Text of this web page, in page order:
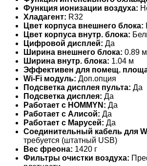
Функция ионизации воздуха:
Хладагент: R32
Цвет корпуса внешнего блока:
Цвет корпуса внутр. блока:
Цифровой дисплей: Да
Ширина внешнего блока: 0.89 м
Ширина внутр. блока: 1.04 м
Эффективен для помещ.
Wi-Fi модуль: Доп.опция
Подсветка дисплея пульта: Да
Подсветка дисплея: Да
Работает с HOMMYN: Да
Работает с Алисой: Да
Работает с Марусей: Да
Соединительный кабель для
требуется (штатный USB)
Вес фреона: 1420 г
Фильтры очистки воздуха: